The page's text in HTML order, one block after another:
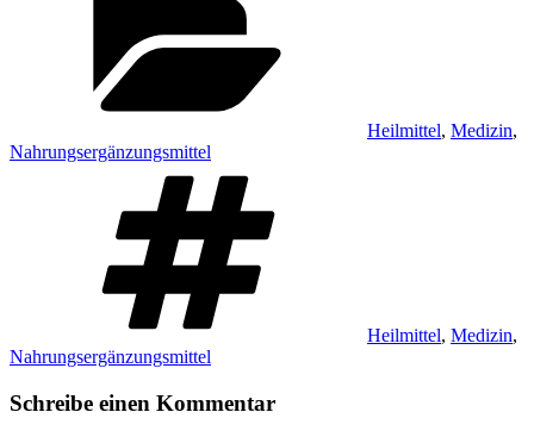
Heilmittel, Medizin,
Nahrungsergänzungsmittel
Heilmittel, Medizin,
Nahrungsergänzungsmittel
Schreibe einen Kommentar